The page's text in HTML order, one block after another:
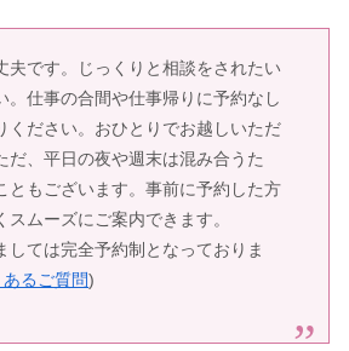
夫です。じっくりと相談をされたい
。仕事の合間や仕事帰りに予約なし
ください。おひとりでお越しいただ
だ、平日の夜や週末は混み合うた
ともございます。事前に予約した方
スムーズにご案内できます。
ては完全予約制となっておりま
るご質問)